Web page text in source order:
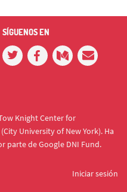
SÍGUENOS EN
Knight Center for
University of New York). Ha
parte de Google DNI Fund.
Iniciar sesión